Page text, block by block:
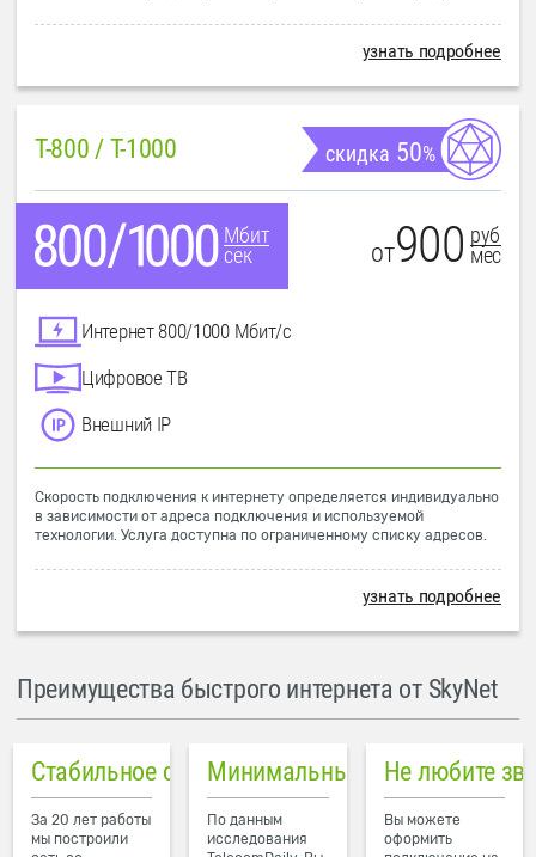
узнать подробнее
T-800 / T-1000 скидка 50%
Мбит
сек
от900 руб
мес
Интернет 800/1000 Мбит/с
Цифровое ТВ
Внешний IP
Скорость подключения к интернету определяется индивидуально
в зависимости от адреса подключения и используемой
технологии. Услуга доступна по ограниченному списку адресов.
узнать подробнее
Преимущества быстрого интернета от SkyNet
Стабильное соединение
За 20 лет работы
мы построили
Минимальный пинг в городе
По данным
исследования
Не любите
Вы можете
оформить